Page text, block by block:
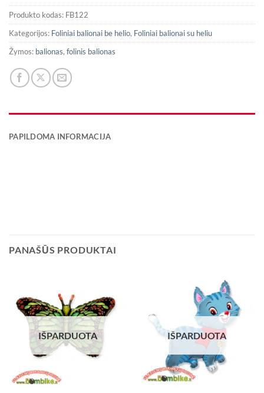
Produkto kodas: FB122
Kategorijos: Foliniai balionai be helio, Foliniai balionai su heliu
Žymos: balionas, folinis balionas
PAPILDOMA INFORMACIJA
PANAŠŪS PRODUKTAI
IŠPARDUOTA IŠPARDUOTA